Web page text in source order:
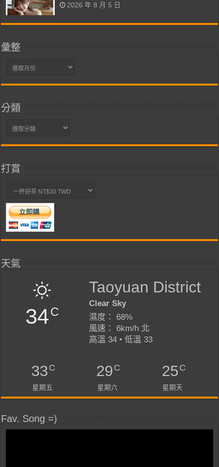
2026 年 8 月 5 日
彙整
彙
分類
分
打賞
天氣
34C
Taoyuan District
Clear Sky
濕度： 68%
風速： 6km/h 北
高溫 34 • 低溫 33
33C
星期五
29C
星期六
25C
星期天
Fav. Song =)